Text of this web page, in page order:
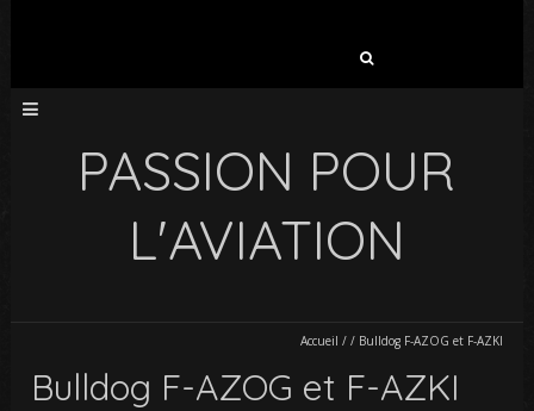
PASSION POUR
L'AVIATION
Accueil / / Bulldog F-AZOG et F-AZKI
Bulldog F-AZOG et F-AZKI